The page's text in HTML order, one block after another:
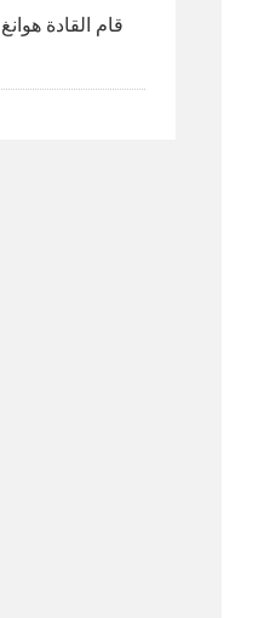
قام القادة
تشونغ، ووانغ